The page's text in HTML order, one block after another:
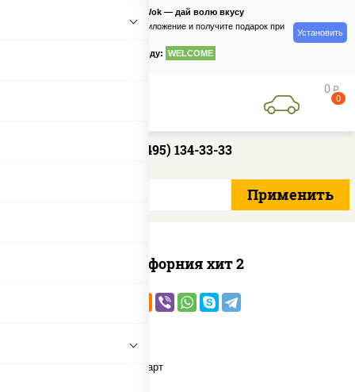
PizzaSushiWok — дай волю вкусу
Скачайте приложение и получите подарок при
по промокоду: WELCOME
Установить
0 руб
0
+7 (495) 134-33-33
Калифорния хит 2